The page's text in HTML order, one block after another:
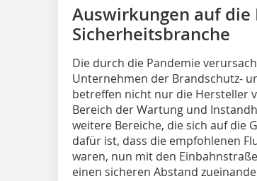
Auswirkungen auf die
Sicherheitsbranche
Die durch die Pandemie
Unternehmen der Brandschutz-
betreffen nicht nur die Hersteller
Bereich der Wartung und
weitere Bereiche, die sich auf die
dafür ist, dass die empfohlenen
waren, nun mit den
einen sicheren Abstand